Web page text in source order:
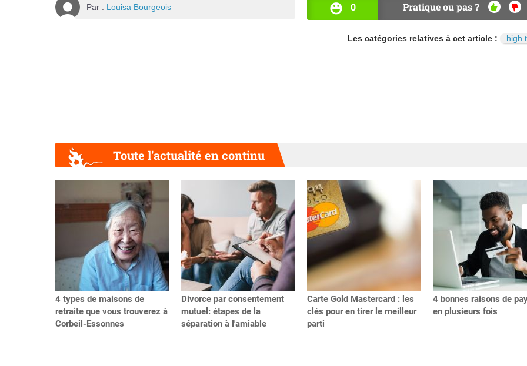
Par : Louisa Bourgeois 0 Pratique ou pas ?
OUI NON
Les catégories relatives à cet article : high
Toute l'actualité en continu
4 types de maisons de
retraite que vous trouverez à
Corbeil-Essonnes
Divorce par consentement
mutuel: étapes de la
séparation à l'amiable
Carte Gold Mastercard : les
clés pour en tirer le meilleur
parti
4 bonnes raisons de
en plusieurs fois